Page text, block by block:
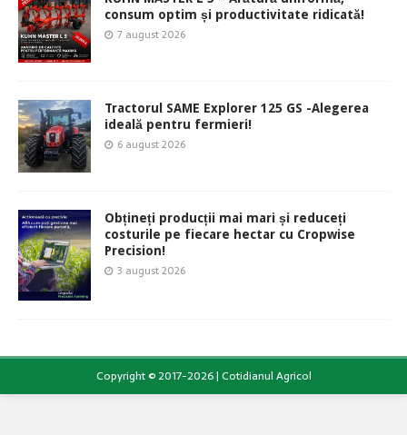
consum optim și productivitate ridicată!
7 august 2026
Tractorul SAME Explorer 125 GS -Alegerea
ideală pentru fermieri!
6 august 2026
Obțineți producții mai mari și reduceți
costurile pe fiecare hectar cu Cropwise
Precision!
3 august 2026
Copyright © 2017-2026 | Cotidianul Agricol